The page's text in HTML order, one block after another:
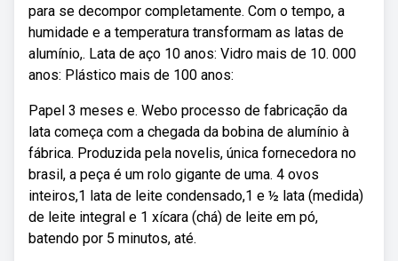
para se decompor completamente. Com o tempo, a
humidade e a temperatura transformam as latas de
alumínio,. Lata de aço 10 anos: Vidro mais de 10. 000
anos: Plástico mais de 100 anos:
Papel 3 meses e. Webo processo de fabricação da
lata começa com a chegada da bobina de alumínio à
fábrica. Produzida pela novelis, única fornecedora no
brasil, a peça é um rolo gigante de uma. 4 ovos
inteiros,1 lata de leite condensado,1 e ½ lata (medida)
de leite integral e 1 xícara (chá) de leite em pó,
batendo por 5 minutos, até.